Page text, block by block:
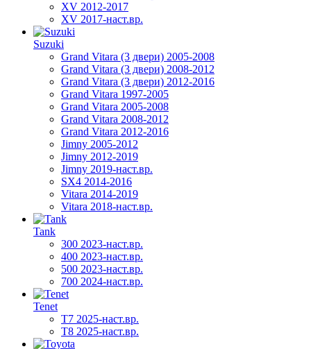
XV 2012-2017
XV 2017-наст.вр.
Suzuki
Grand Vitara (3 двери) 2005-2008
Grand Vitara (3 двери) 2008-2012
Grand Vitara (3 двери) 2012-2016
Grand Vitara 1997-2005
Grand Vitara 2005-2008
Grand Vitara 2008-2012
Grand Vitara 2012-2016
Jimny 2005-2012
Jimny 2012-2019
Jimny 2019-наст.вр.
SX4 2014-2016
Vitara 2014-2019
Vitara 2018-наст.вр.
Tank
300 2023-наст.вр.
400 2023-наст.вр.
500 2023-наст.вр.
700 2024-наст.вр.
Tenet
T7 2025-наст.вр.
T8 2025-наст.вр.